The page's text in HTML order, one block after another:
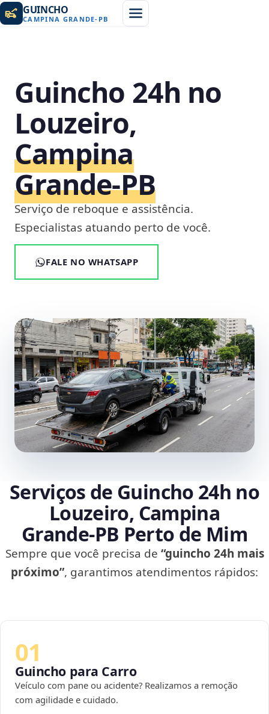
GUINCHO
CAMPINA GRANDE- PB
Guincho 24h no
Louzeiro,
Campina
Grande‑PB
Serviço de reboque e assistência.
Especialistas atuando perto de você.
FALE NO WHATSAPP
Serviços de Guincho 24h no
Louzeiro, Campina
Grande‑PB Perto de Mim
Sempre que você precisa de “guincho 24h mais
próximo”, garantimos atendimentos rápidos:
01
Guincho para Carro
Veículo com pane ou acidente? Realizamos a remoção
com agilidade e cuidado.